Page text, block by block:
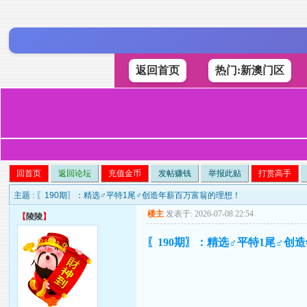
返回首页 热门:新澳门区
回首页 返回论坛 充值金币 发帖赚钱 举报此贴 打赏高手
主题 : 〖190期〗：精选♂平特1尾♂创造年薪百万富翁的理想！
【陵陵】 楼主 发表于: 2026-07-08 22:54
〖190期〗：精选♂平特1尾♂创